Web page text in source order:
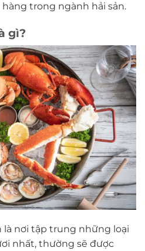
trong ngành hải sản.
gì?
là nơi tập trung những loại
nhất, thường sẽ được